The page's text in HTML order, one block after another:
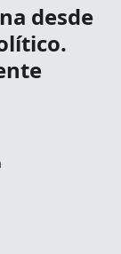
desde